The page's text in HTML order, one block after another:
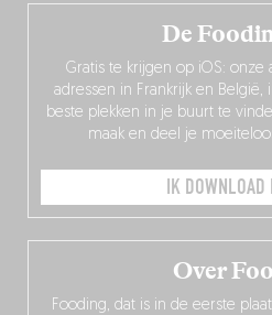
Over
Fooding, dat is in de eerste
De
Gratis te krijgen op iOS: onze
adressen in Frankrijk en
beste plekken in je buurt te
maak en deel je
IK DOWNLOAD